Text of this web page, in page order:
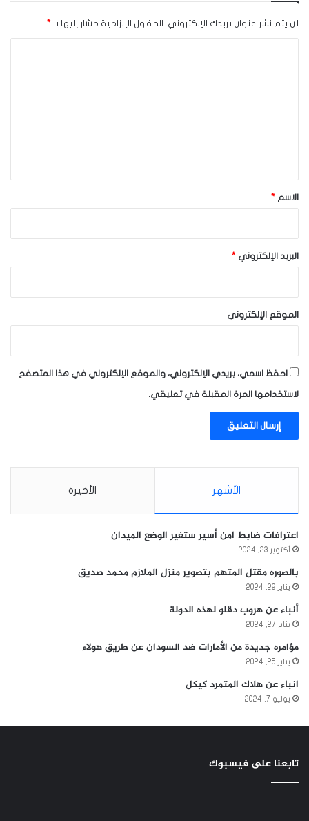
لن يتم نشر عنوان بريدك الإلكتروني. الحقول الإلزامية مشار إليها بـ *
*الاسم *
البريد الإلكتروني *
الموقع الإلكتروني
احفظ اسمي، بريدي الإلكتروني، والموقع الإلكتروني في هذا المتصفح
لاستخدامها المرة المقبلة في تعليقي.
الأشهر الأخيرة
اعترافات ضابط امن أسير ستغير الوضع الميدان
أكتوبر 23, 2024
بالصوره مقتل المتهم بتصوير منزل الملازم محمد صديق
يناير 29, 2024
أنباء عن هروب دقلو لهذه الدولة
يناير 27, 2024
مؤامره جديدة من الأمارات ضد السودان عن طريق هولاء
يناير 25, 2024
انباء عن هلاك المتمرد كيكل
يوليو 7, 2024
تابعنا على فيسبوك